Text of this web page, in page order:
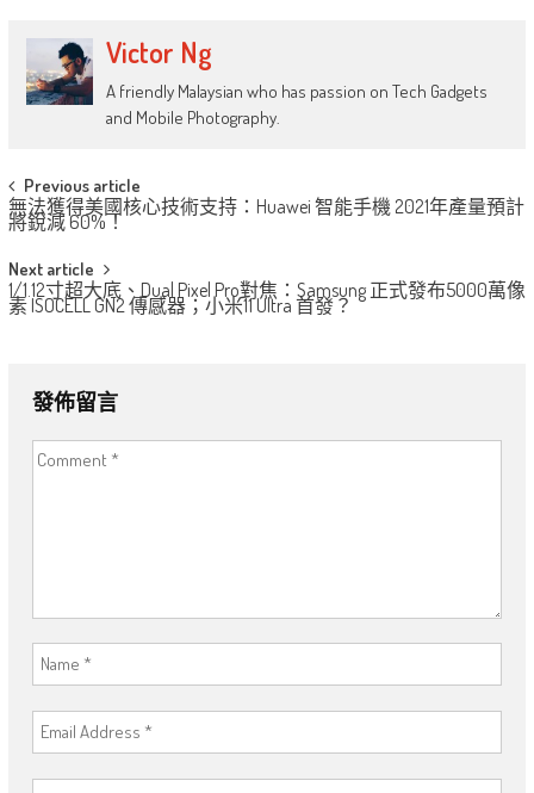
Victor Ng
A friendly Malaysian who has passion on Tech Gadgets
and Mobile Photography.
Post
navigation
Previous article
無法獲得美國核心技術支持：Huawei 智能手機 2021年產量預計
將銳減 60%！
Next article
1/1.12寸超大底、Dual Pixel Pro對焦：Samsung 正式發布5000萬像
素 ISOCELL GN2 傳感器；小米11 Ultra 首發？
發佈留言